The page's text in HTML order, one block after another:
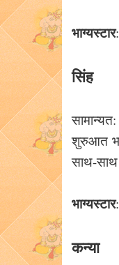
भाग्यस्टार
सिंह
शुरुआत
साथ-साथ
भाग्यस्टार
कन्या